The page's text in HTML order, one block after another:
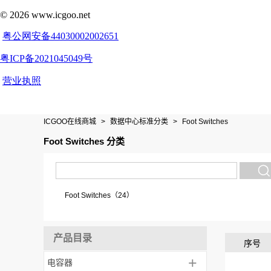
ICGOO在线商城 > 数据中心标准分类 > Foot Switches
Foot Switches 分类
Foot Switches（24）
产品目录
电容器 +
序号